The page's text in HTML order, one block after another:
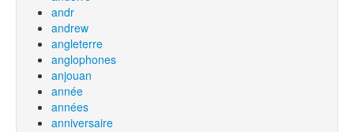
andr
andrew
angleterre
anglophones
anjouan
année
années
anniversaire